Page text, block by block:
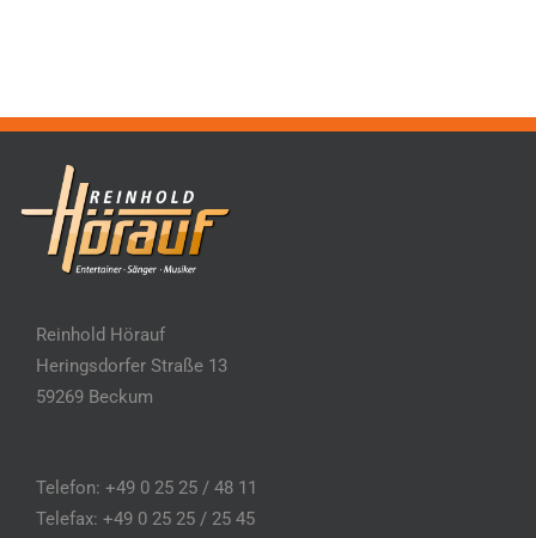
Reinhold Hörauf
Heringsdorfer Straße 13
59269 Beckum
Telefon: +49 0 25 25 / 48 11
Telefax: +49 0 25 25 / 25 45